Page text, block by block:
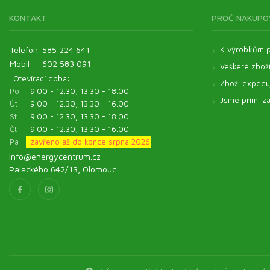
KONTAKT
Telefon: 585 224 641
Mobil:
602 583 091
Otevírací doba:
Po
9.00 - 12.30, 13.30 - 18.00
Út
9.00 - 12.30, 13.30 - 16.00
St
9.00 - 12.30, 13.30 - 18.00
Čt
9.00 - 12.30, 13.30 - 16.00
Pá
zavřeno až do konce srpna 2026
info@energycentrum.cz
Palackého 642/13, Olomouc
PROČ
K výrobkům
Veškeré
Zboží
Jsme přímí